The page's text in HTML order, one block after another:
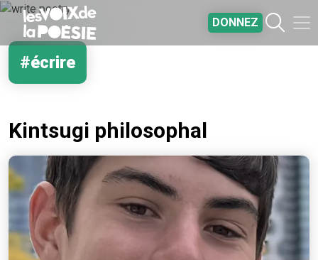
DONNEZ
#écrire
Kintsugi philosophal